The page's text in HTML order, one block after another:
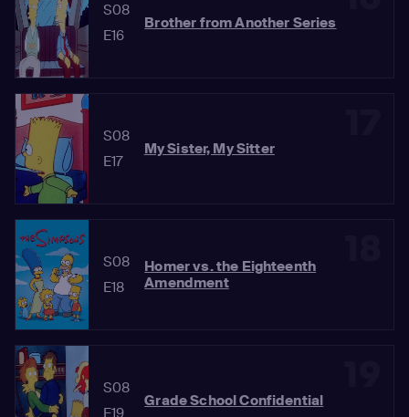
S08
E16
Brother from Another Series
S08
E17
My Sister, My Sitter
S08
E18
Homer vs. the Eighteenth
Amendment
S08
E19
Grade School Confidential